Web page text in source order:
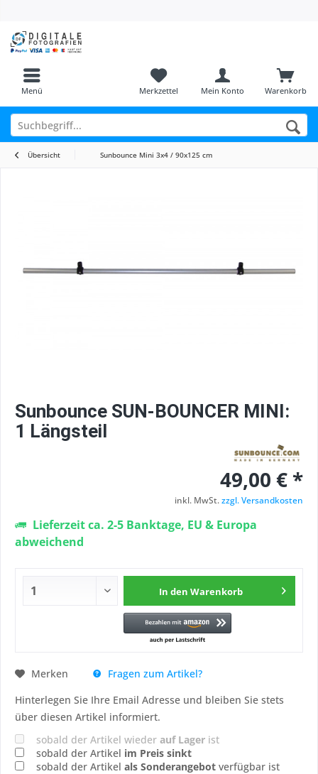
Menü Warenkorb
Merkzettel Mein Konto
Übersicht Sunbounce Mini 3x4 / 90x125 cm
Sunbounce SUN-BOUNCER MINI:
1 Längsteil
49,00 € *
inkl. MwSt.zzgl. Versandkosten
Lieferzeit ca. 2-5 Banktage, EU & Europa
abweichend
In den Warenkorb
Merken
Fragen zum Artikel?
Hinterlegen Sie Ihre Email Adresse und bleiben Sie stets
über diesen Artikel informiert.
sobald der Artikel wieder auf Lager ist
sobald der Artikel im Preis sinkt
sobald der Artikel als Sonderangebot verfügbar ist